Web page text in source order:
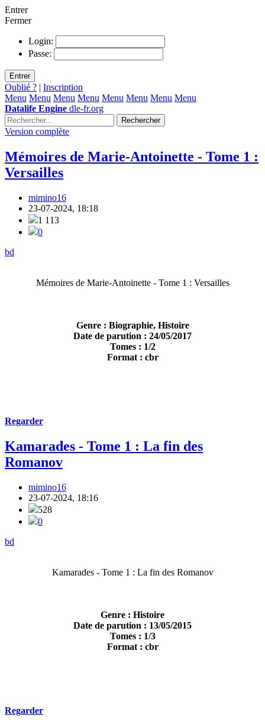
Entrer
Fermer
Login:
Passe:
Entrer
Oublié ? | Inscription
Menu Menu Menu Menu Menu Menu Menu Menu
Datalife Engine dle-fr.org
Rechercher
Version complète
Mémoires de Marie-Antoinette - Tome 1 :
Versailles
mimino16
23-07-2024, 18:18
1 113
0
bd
Mémoires de Marie-Antoinette - Tome 1 : Versailles
Genre : Biographie, Histoire
Date de parution : 24/05/2017
Tomes : 1/2
Format : cbr
Regarder
Kamarades - Tome 1 : La fin des
Romanov
mimino16
23-07-2024, 18:16
528
0
bd
Kamarades - Tome 1 : La fin des Romanov
Genre : Histoire
Date de parution : 13/05/2015
Tomes : 1/3
Format : cbr
Regarder